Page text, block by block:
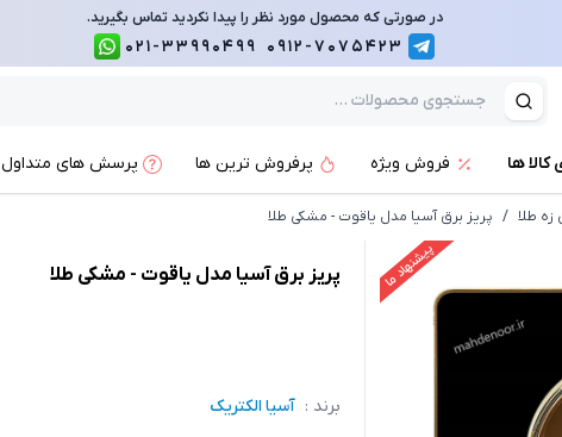
در صورتی که محصول مورد نظر را پیدا نکردید تماس بگیرید.
0912-7075423
021-33990499
ها فروش ویژه پرفروش ترین ها پرسش های متداول
طلا / پریز برق آسیا مدل یاقوت - مشکی طلا
پیشنهاد ما پریز برق آسیا مدل یاقوت - مشکی طلا
برند : آسیا الکتریک